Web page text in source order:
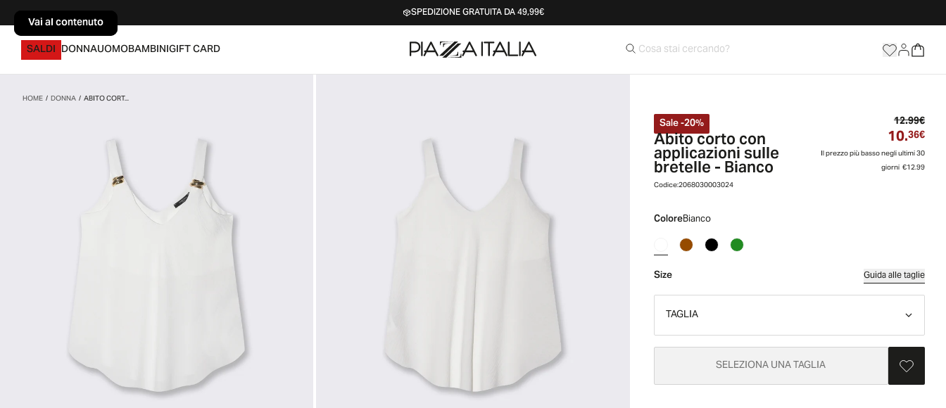
Vai al contenuto SPEDIZIONE GRATUITA DA 49,99€
SALDI DONNAUOMOBAMBINIGIFT CARD
HOME/DONNA/ABITO CORT...
Sale-20%
Abito corto con
applicazioni sulle
bretelle - Bianco
12.99€
10.36€
Il prezzo più basso negli ultimi 30
giorni€12.99
Codice:2068030003024
ColoreBianco
Size Guida alle taglie
TAGLIA
SELEZIONA UNA TAGLIA
Vai al contenuto